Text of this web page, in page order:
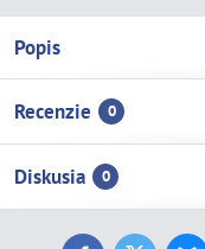
Popis
Recenzie 0
Diskusia 0